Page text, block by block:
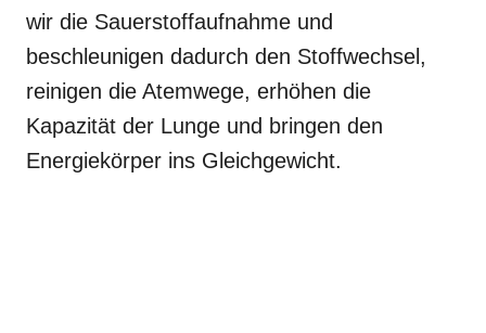
wir die Sauerstoffaufnahme und
beschleunigen dadurch den Stoffwechsel,
reinigen die Atemwege, erhöhen die
Kapazität der Lunge und bringen den
Energiekörper ins Gleichgewicht.